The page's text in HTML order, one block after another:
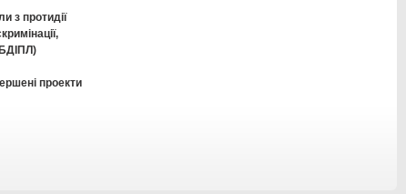
з протидії
проекти